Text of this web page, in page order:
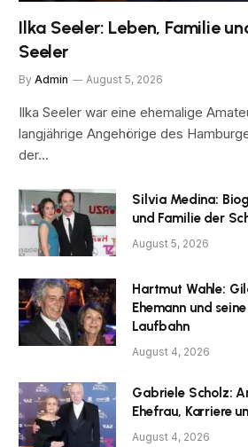
Ilka Seeler: Leben, Familie
Seeler
By Admin August 5, 2026
Ilka Seeler war eine ehemalige
langjährige Angehörige des
der…
Silvia Medina:
und Familie der
August 5, 2026
Hartmut Wahle:
Ehemann und
Laufbahn
August 4, 2026
Gabriele Scholz:
Ehefrau, Karriere
August 4, 2026